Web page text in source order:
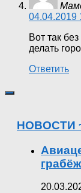
04.04.2019
Вот так
делать
Ответить
НОВОСТИ